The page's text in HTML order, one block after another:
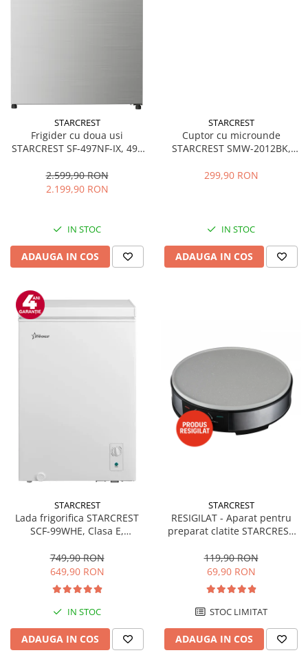
STARCREST
Frigider cu doua usi
STARCREST SF-497NF-IX, 497
Inverter, Clasa E, Display,
Functie super racire, Blocare
2.599,90 RON
2.199,90 RON
IN STOC
ADAUGA IN COS
STARCREST
Cuptor cu microunde
STARCREST SMW-2012BK,
mecanic, 6 Trepte de putere,
299,90 RON
IN STOC
ADAUGA IN COS
STARCREST
Lada frigorifica STARCREST
SCF-99WHE, Clasa E,
convertibil - functie frigider,
Termostat reglabil, Alb
749,90 RON
649,90 RON
IN STOC
ADAUGA IN COS
STARCREST
RESIGILAT - Aparat pentru
preparat clatite STARCREST
invelis ceramic antiaderent,
30 cm, Inox / Negru
119,90 RON
69,90 RON
STOC LIMITAT
ADAUGA IN COS